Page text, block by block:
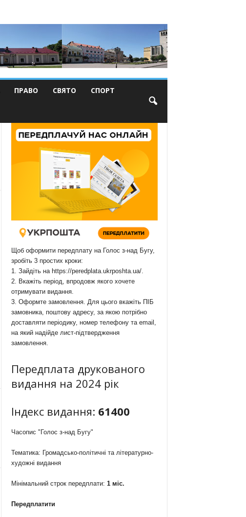
ПРАВО СВЯТО СПОРТ
Щоб оформити передплату на Голос з-над Бугу,
зробіть 3 простих кроки:
1. Зайдіть на https://peredplata.ukrposhta.ua/.
2. Вкажіть період, впродовж якого хочете
отримувати видання.
3. Оформте замовлення. Для цього вкажіть ПІБ
замовника, поштову адресу, за якою потрібно
доставляти періодику, номер телефону та email,
на який надійде лист-підтвердження
замовлення.
Передплата друкованого
видання на 2024 рік
Індекс видання: 61400
Часопис "Голос з-над Бугу"
Тематика: Громадсько-політичні та літературно-
художні видання
Мінімальний строк передплати: 1 міс.
Передплатити